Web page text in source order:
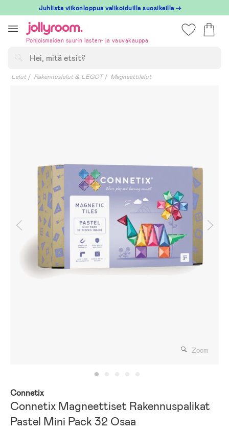
till
innehållet
Juhlista viikonloppua valikoiduilla suosikeilla →
Pohjoismaiden suurin lasten- ja vauvakauppa
Lelut Rakennuslelut & LEGOT Magneettilelut
Zoom
Connetix
Connetix Magneettiset Rakennuspalikat
Pastel Mini Pack 32 Osaa